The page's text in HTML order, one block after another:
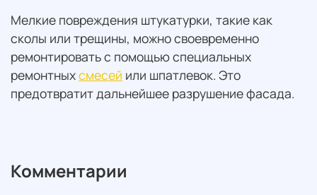
Мелкие повреждения штукатурки, такие как
сколы или трещины, можно своевременно
ремонтировать с помощью специальных
ремонтныхсмесей или шпатлевок. Это
предотвратит дальнейшее разрушение фасада.
Комментарии